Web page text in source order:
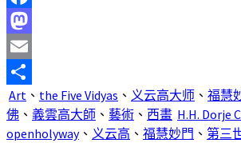
Facebook
Mastodon
Email
分
享
Art 、 the Five Vidyas 、 义云高大师 、 福慧
佛 、 義雲高大師 、 藝術 、 西畫 H.H. Dorje
openholyway、 义云高 、 福慧妙門 、 第三